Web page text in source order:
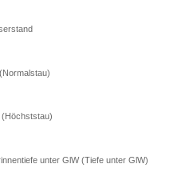
(Höchststau)
unter GlW (Tiefe unter GlW)